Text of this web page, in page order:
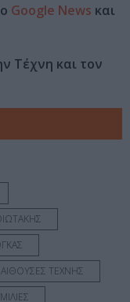
Google News και
Τέχνη και τον
ΑΙΘΟΥΣΕΣ ΤΕΧΝΗΣ